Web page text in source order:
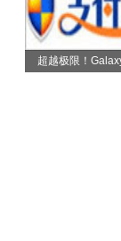
超越极限！